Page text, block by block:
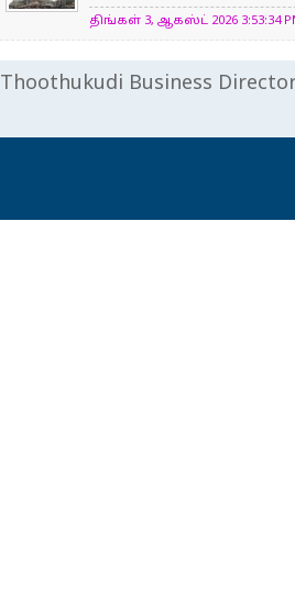
திங்கள் 3, ஆகஸ்ட் 2026 3:53:34
Thoothukudi Business